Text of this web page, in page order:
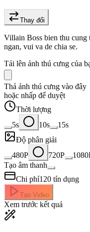
Thay đổi
Villain Boss bien thu cung
ngan, vui va de chia se.
Tải lên ảnh thú cưng của
Thả ảnh thú cưng vào đây
hoặc nhấp để duyệt
Thời lượng
5s
10s
15s
Độ phân giải
480P
720P
Tạo âm thanh
Chi phí120 tín dụng
Tạo Video
Xem trước kết quả